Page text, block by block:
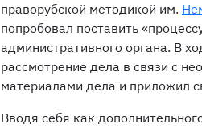
праворубской методикой им.
попробовал поставить
административного органа. В
рассмотрение дела в связи с
материалами дела и приложил
Вводя себя как